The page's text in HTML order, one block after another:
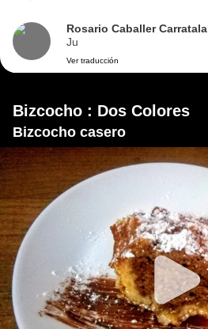
Rosario Caballer Carratala
Ju
Ver traducción
Bizcocho : Dos Colores
Bizcocho casero